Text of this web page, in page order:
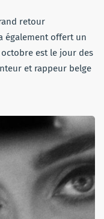
retour
également offert un
est le jour des
et rappeur belge